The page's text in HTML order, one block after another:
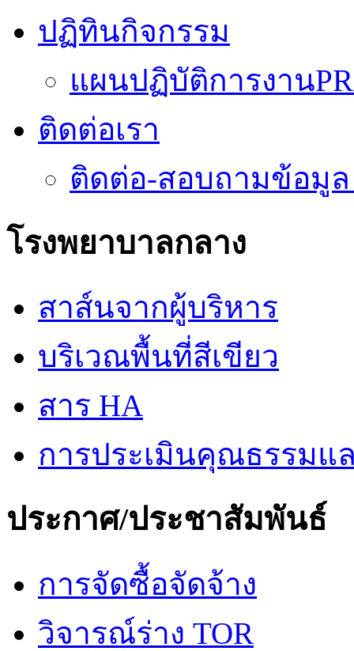
ปฏิทินกิจกรรม
แผนปฏิบัติการงาน
ติดต่อเรา
ติดต่อ-สอบถามข้อมูล
โรงพยาบาลกลาง
สาส์นจากผู้บริหาร
บริเวณพื้นที่สีเขียว
สาร HA
การประเมินคุณธรรมแ
ประกาศ/ประชาสัมพันธ์
การจัดซื้อจัดจ้าง
วิจารณ์ร่าง TOR